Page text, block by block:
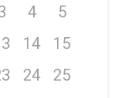
4
5
14
15
24
25